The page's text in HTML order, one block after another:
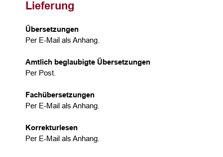
Lieferung
Übersetzungen
Per E-Mail als Anhang.
Amtlich beglaubigte Übersetzungen
Per Post.
Fachübersetzungen
Per E-Mail als Anhang.
Korrekturlesen
Per E-Mail als Anhang.